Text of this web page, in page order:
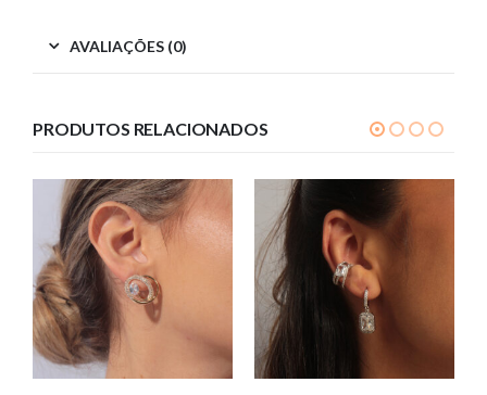
AVALIAÇÕES (0)
PRODUTOS RELACIONADOS